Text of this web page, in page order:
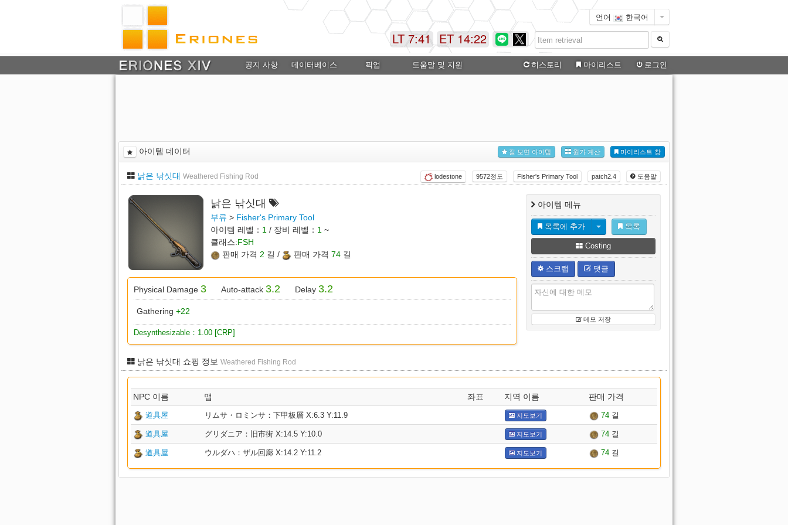
언어 한국어
ET 14:22
LT 7:41
공지 사항 데이터베이스 픽업 도움말 및 지원 히스토리 마이리스트 로그인
아이템 데이터 마이리스트 창
원가 계산
잘 보면 아이템
낡은 낚싯대 Weathered Fishing Rod 도움말
patch2.4
Fisher's Primary Tool
9572정도
lodestone
낡은 낚싯대
부류 > Fisher's Primary Tool
아이템 레벨： 1 / 장비 레벨： 1 ~
클래스:FSH
판매 가격 2 길 / 판매 가격 74 길
Physical Damage 3 Auto-attack 3.2 Delay 3.2
Gathering +22
Desynthesizable：1.00 [CRP]
아이템 메뉴
목록에 추가 목록
Costing
스크랩 댓글
메모 저장
낡은 낚싯대 쇼핑 정보 Weathered Fishing Rod
NPC 이름 맵 좌표 지역 이름 판매 가격
道具屋 リムサ・ロミンサ：下甲板層 X:6.3 Y:11.9 지도보기 74 길
道具屋 グリダニア：旧市街 X:14.5 Y:10.0 지도보기 74 길
道具屋 ウルダハ：ザル回廊 X:14.2 Y:11.2 지도보기 74 길